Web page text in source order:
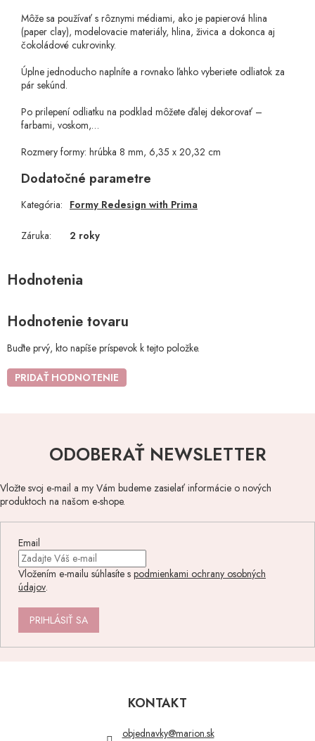
Môže sa používať s rôznymi médiami, ako je papierová hlina
(paper clay), modelovacie materiály, hlina, živica a dokonca aj
čokoládové cukrovinky.
Úplne jednoducho naplníte a rovnako ľahko vyberiete odliatok za
pár sekúnd.
Po prilepení odliatku na podklad môžete ďalej dekorovať –
farbami, voskom,…
Rozmery formy: hrúbka 8 mm, 6,35 x 20,32 cm
Dodatočné parametre
Kategória: Formy Redesign with Prima
Záruka: 2 roky
Hodnotenie tovaru
Buďte prvý, kto napíše príspevok k tejto položke.
PRIDAŤ HODNOTENIE
ODOBERAŤ NEWSLETTER
Vložte svoj e-mail a my Vám budeme zasielať informácie o nových
produktoch na našom e-shope.
Email
Vložením e-mailu súhlasíte s podmienkami ochrany osobných
údajov.
PRIHLÁSIŤ SA
KONTAKT
objednavky@marion.sk